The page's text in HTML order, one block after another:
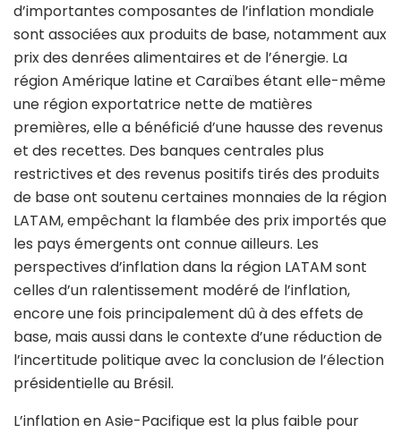
d’importantes composantes de l’inflation mondiale
sont associées aux produits de base, notamment aux
prix des denrées alimentaires et de l’énergie. La
région Amérique latine et Caraïbes étant elle-même
une région exportatrice nette de matières
premières, elle a bénéficié d’une hausse des revenus
et des recettes. Des banques centrales plus
restrictives et des revenus positifs tirés des produits
de base ont soutenu certaines monnaies de la région
LATAM, empêchant la flambée des prix importés que
les pays émergents ont connue ailleurs. Les
perspectives d’inflation dans la région LATAM sont
celles d’un ralentissement modéré de l’inflation,
encore une fois principalement dû à des effets de
base, mais aussi dans le contexte d’une réduction de
l’incertitude politique avec la conclusion de l’élection
présidentielle au Brésil.
L’inflation en Asie-Pacifique est la plus faible pour